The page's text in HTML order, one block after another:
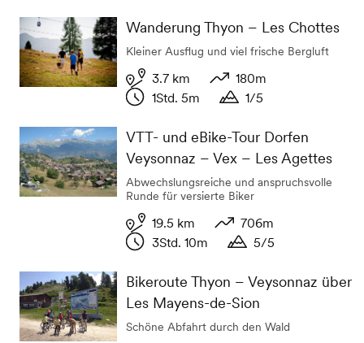
Wanderung Thyon – Les Chottes
Kleiner Ausflug und viel frische Bergluft
Distanz
3.7 km
Höhenunterschied
180m
1Std. 5m
1/5
VTT- und eBike-Tour Dorfen
Veysonnaz – Vex – Les Agettes
Abwechslungsreiche und anspruchsvolle
Runde für versierte Biker
Distanz
19.5 km
Höhenunterschied
706m
3Std. 10m
5/5
Bikeroute Thyon – Veysonnaz über
Les Mayens-de-Sion
Schöne Abfahrt durch den Wald